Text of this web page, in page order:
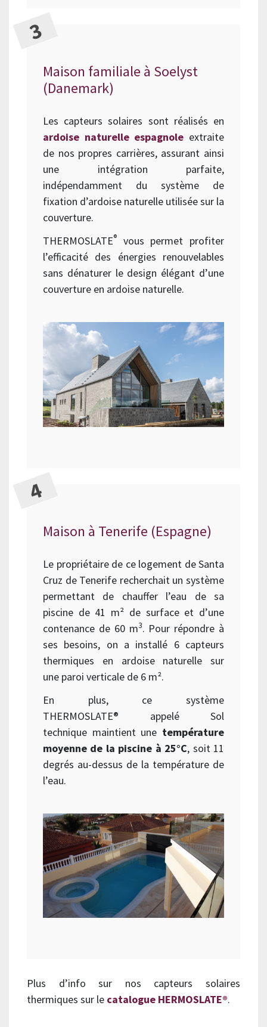
Maison familiale à Soelyst
(Danemark)
Les capteurs solaires sont réalisés en
ardoise naturelle espagnole extraite
de nos propres carrières, assurant ainsi
une intégration parfaite,
indépendamment du système de
fixation d’ardoise naturelle utilisée sur la
couverture.
THERMOSLATE®
vous permet profiter
l’efficacité des énergies renouvelables
sans dénaturer le design élégant d’une
couverture en ardoise naturelle.
Maison à Tenerife (Espagne)
Le propriétaire de ce logement de Santa
Cruz de Tenerife recherchait un système
permettant de chauffer l’eau de sa
piscine de 41 m² de surface et d’une
contenance de 60 m3. Pour répondre à
ses besoins, on a installé 6 capteurs
thermiques en ardoise naturelle sur
une paroi verticale de 6 m².
En plus, ce système
THERMOSLATE® appelé Sol
technique maintient une température
moyenne de la piscine à 25°C, soit 11
degrés au-dessus de la température de
l’eau.
Plus d’info sur nos capteurs solaires
thermiques sur le catalogue HERMOSLATE®.